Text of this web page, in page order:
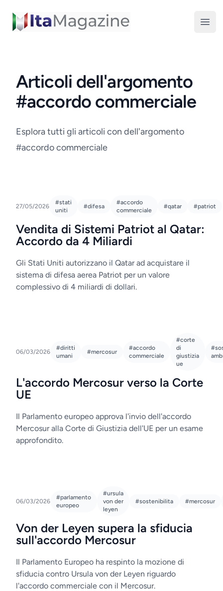
ItaMagazine
Articoli dell'argomento
#accordo commerciale
Esplora tutti gli articoli con dell'argomento
#accordo commerciale
27/05/2026
#stati
uniti
#difesa
#accordo
commerciale
#qatar #patriot
Vendita di Sistemi Patriot al Qatar:
Accordo da 4 Miliardi
Gli Stati Uniti autorizzano il Qatar ad acquistare il
sistema di difesa aerea Patriot per un valore
complessivo di 4 miliardi di dollari.
06/03/2026
#diritti
umani
#mercosur
#accordo
commerciale
#corte
di
giustizia
ue
L'accordo Mercosur verso la Corte
UE
Il Parlamento europeo approva l'invio dell'accordo
Mercosur alla Corte di Giustizia dell'UE per un esame
approfondito.
06/03/2026
#parlamento
europeo
#ursula
von der
leyen
#sostenibilita #mercosur
Von der Leyen supera la sfiducia
sull'accordo Mercosur
Il Parlamento Europeo ha respinto la mozione di
sfiducia contro Ursula von der Leyen riguardo
l'accordo commerciale con il Mercosur.